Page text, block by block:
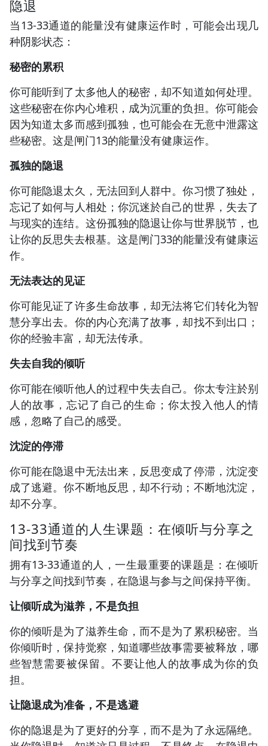
隐退
当13-33通道的能量没有健康运作时，可能会出现几
种阴影状态：
秘密的累积
你可能听到了太多他人的秘密，却不知道如何处理。
这些秘密在你内心堆积，成为沉重的负担。你可能会
因为知道太多而感到孤独，也可能会在无意中泄露这
些秘密。这是闸门13的能量没有健康运作。
孤独的隐退
你可能隐退太久，无法回到人群中。你习惯了独处，
忘记了如何与人相处；你沉迷於自己的世界，失去了
与现实的连结。这份孤独的隐退让你与世界脱节，也
让你的反思失去根基。这是闸门33的能量没有健康运
作。
无法表达的见证
你可能见证了许多生命故事，却无法将它们转化为智
慧分享出去。你的内心充满了故事，却找不到出口；
你的经验丰富，却无法传承。
失去自我的倾听
你可能在倾听他人的过程中失去自己。你太专注於别
人的故事，忘记了自己的生命；你太投入他人的情
感，忽略了自己的感受。
沈淀的停滞
你可能在隐退中无法出来，反思变成了停滞，沈淀变
成了逃避。你不断地反思，却不行动；不断地沈淀，
却不分享。
13-33通道的人生课题：在倾听与分享之
间找到节奏
拥有13-33通道的人，一生最重要的课题是：在倾听
与分享之间找到节奏，在隐退与参与之间保持平衡。
让倾听成为滋养，不是负担
你的倾听是为了滋养生命，而不是为了累积秘密。当
你倾听时，保持觉察，知道哪些故事需要被释放，哪
些智慧需要被保留。不要让他人的故事成为你的负
担。
让隐退成为准备，不是逃避
你的隐退是为了更好的分享，而不是为了永远隔绝。